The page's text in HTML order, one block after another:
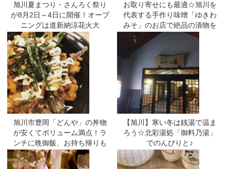
旭川夏まつり・さんろく祭り
が8月2日～4日に開催！オープ
ニングは道新納涼花火大
会！！
お取り寄せにも最適☆旭川を
代表する手作り味噌「ゆきわ
みそ」のお店で絶品の漬物を
堪能♪
旭川市豊岡「どんや」の丼物
が安くてボリューム満点！ラ
ンチに晩御飯、お持ち帰りも
OK☆
【旭川】寒い冬は銭湯で温ま
ろう☆北彩湯処「御料乃湯」
でのんびりと♪